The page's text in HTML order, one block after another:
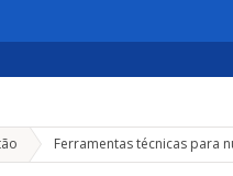
Ferramentas técnicas para